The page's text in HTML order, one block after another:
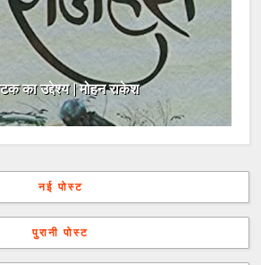
का उद्देश्य | मोहन राकेश
नई पोस्ट
पुरानी पोस्ट